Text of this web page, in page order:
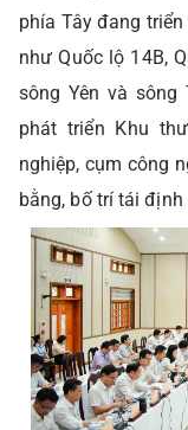
phía Tây đang
như Quốc lộ 14B,
sông Yên và
phát triển Khu
nghiệp, cụm công
bằng, bố trí tái